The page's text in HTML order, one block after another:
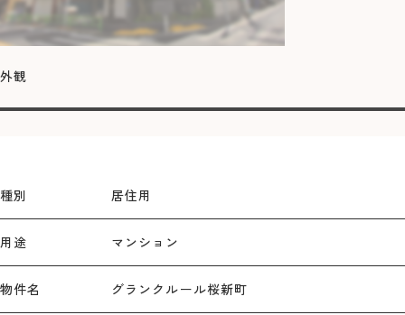
外観
種別 居住用
用途 マンション
物件名 グランクルール桜新町